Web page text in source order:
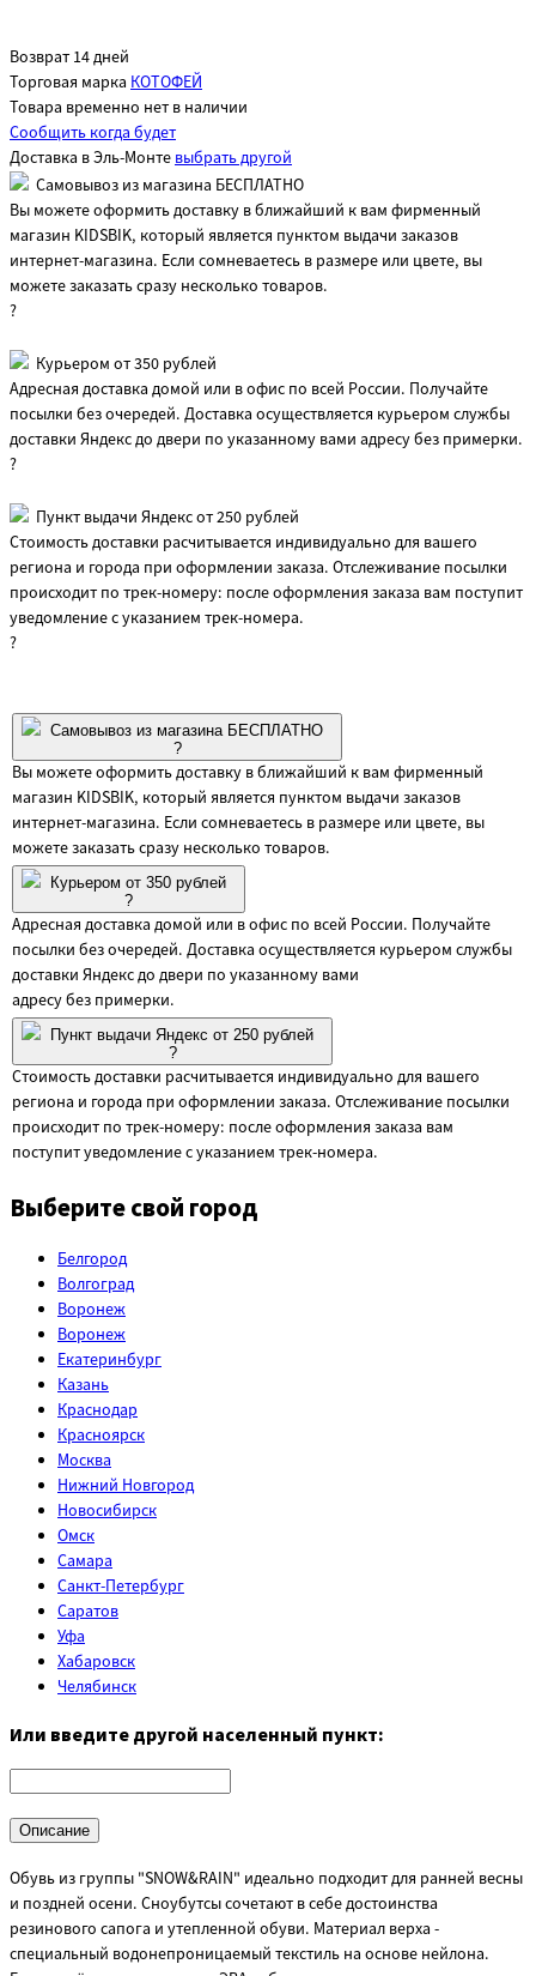
Возврат 14 дней
Торговая марка КОТОФЕЙ
Товара временно нет в наличии
Сообщить когда будет
Доставка вЭль-Монтевыбрать другой
Самовывоз из магазина БЕСПЛАТНО
Вы можете оформить доставку в ближайший к вам фирменный
магазин KIDSBIK, который является пунктом выдачи заказов
интернет-магазина. Если сомневаетесь в размере или цвете, вы
можете заказать сразу несколько товаров.
?
Курьером от 350 рублей
Адресная доставка домой или в офис по всей России. Получайте
посылки без очередей. Доставка осуществляется курьером службы
доставки Яндекс до двери по указанному вами адресу без примерки.
?
Пункт выдачи Яндекс от 250 рублей
Стоимость доставки расчитывается индивидуально для вашего
региона и города при оформлении заказа. Отслеживание посылки
происходит по трек-номеру: после оформления заказа вам поступит
уведомление с указанием трек-номера.
?
Самовывоз из магазина БЕСПЛАТНО
?
Вы можете оформить доставку в ближайший к вам фирменный
магазин KIDSBIK, который является пунктом выдачи заказов
интернет-магазина. Если сомневаетесь в размере или цвете, вы
можете заказать сразу несколько товаров.
Курьером от 350 рублей
?
Адресная доставка домой или в офис по всей России. Получайте
посылки без очередей. Доставка осуществляется курьером службы
доставки Яндекс до двери по указанному вами
адресу без примерки.
Пункт выдачи Яндекс от 250 рублей
?
Стоимость доставки расчитывается индивидуально для вашего
региона и города при оформлении заказа. Отслеживание посылки
происходит по трек-номеру: после оформления заказа вам
поступит уведомление с указанием трек-номера.
Выберите свой город
Белгород
Волгоград
Воронеж
Воронеж
Екатеринбург
Казань
Краснодар
Красноярск
Москва
Нижний Новгород
Новосибирск
Омск
Самара
Санкт-Петербург
Саратов
Уфа
Хабаровск
Челябинск
Или введите другой населенный пункт:
Описание
Обувь из группы "SNOW&RAIN" идеально подходит для ранней весны
и поздней осени. Сноубутсы сочетают в себе достоинства
резинового сапога и утепленной обуви. Материал верха -
специальный водонепроницаемый текстиль на основе нейлона.